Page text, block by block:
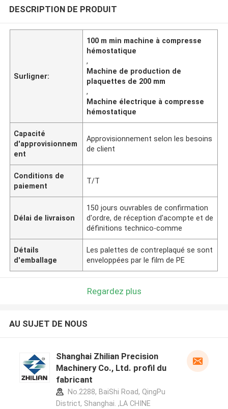
DESCRIPTION DE PRODUIT
Surligner:
100 m min machine à compresse
hémostatique
,
Machine de production de
plaquettes de 200 mm
,
Machine électrique à compresse
hémostatique
Capacité
d'approvisionnem
ent
Approvisionnement selon les besoins
de client
Conditions de
paiement
T/T
Délai de livraison
150 jours ouvrables de confirmation
d'ordre, de réception d'acompte et de
définitions technico-comme
Détails
d'emballage
Les palettes de contreplaqué se sont
enveloppées par le film de PE
Regardez plus
AU SUJET DE NOUS
Shanghai Zhilian Precision
Machinery Co., Ltd. profil du
fabricant
No.2288, BaiShi Road, QingPu
District, Shanghai. ,LA CHINE